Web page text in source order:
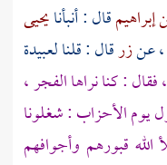
قال : أنبأنايحيى
، عنزرقال : قلنالعبيدة
: كنا نراها الفجر ،
يوم الأحزاب : شغلونا
قبورهم وأجوافهم